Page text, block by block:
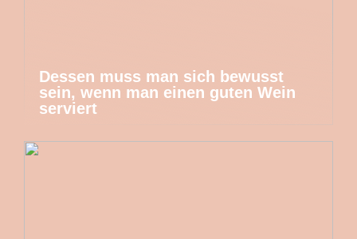
Dessen muss man sich bewusst
sein, wenn man einen guten Wein
serviert